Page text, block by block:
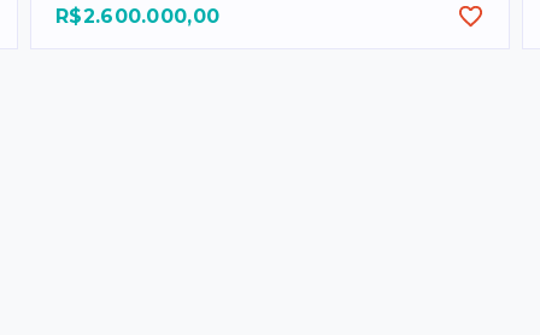
R$2.600.000,00